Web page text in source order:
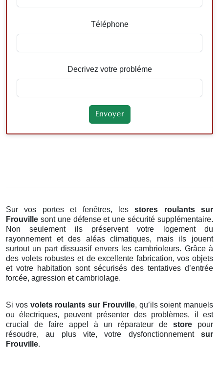
Téléphone
Decrivez votre probléme
Sur vos portes et fenêtres, lesstores roulants
sur
Frouville sont une défense et une sécurité supplémentaire.
Non seulement ils préservent votre logement du
rayonnement et des aléas climatiques, mais ils jouent
surtout un part dissuasif envers les cambrioleurs. Grâce à
des volets robustes et de excellente fabrication, vos objets
et votre habitation sont sécurisés des tentatives d’entrée
forcée, agression et cambriolage.
Si vos volets roulants sur Frouville, qu’ils soient manuels
ou électriques, peuvent présenter des problèmes, il est
crucial de faire appel à un réparateur de store pour
résoudre, au plus vite, votre dysfonctionnement sur
Frouville.